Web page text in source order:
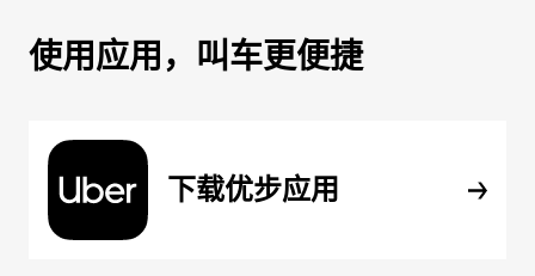
使用应用，叫车更便捷
下载优步应用